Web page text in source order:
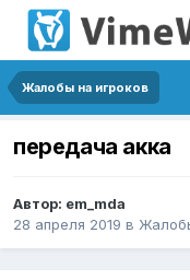
Жалобы на игроков
передача акка
Автор: em_mda
28 апреля 2019 в